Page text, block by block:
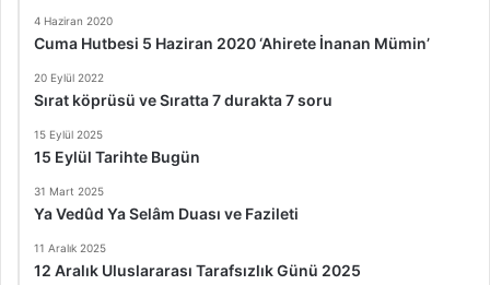
4 Haziran 2020
Cuma Hutbesi 5 Haziran 2020 ‘Ahirete İnanan Mümin’
20 Eylül 2022
Sırat köprüsü ve Sıratta 7 durakta 7 soru
15 Eylül 2025
15 Eylül Tarihte Bugün
31 Mart 2025
Ya Vedûd Ya Selâm Duası ve Fazileti
11 Aralık 2025
12 Aralık Uluslararası Tarafsızlık Günü 2025